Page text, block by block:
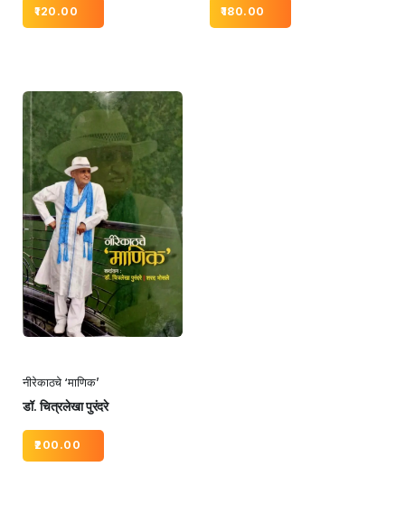
120.00 180.00
नीरेकाठचे ‘माणिक’
डॉ. चित्रलेखा पुरंदरे
200.00